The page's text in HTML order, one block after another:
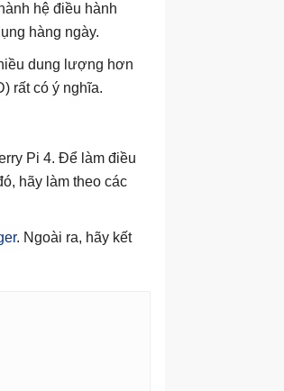
hệ điều hành
hàng ngày.
dung lượng hơn
rất có ý nghĩa.
Pi 4. Để làm điều
hãy làm theo các
. Ngoài ra, hãy kết